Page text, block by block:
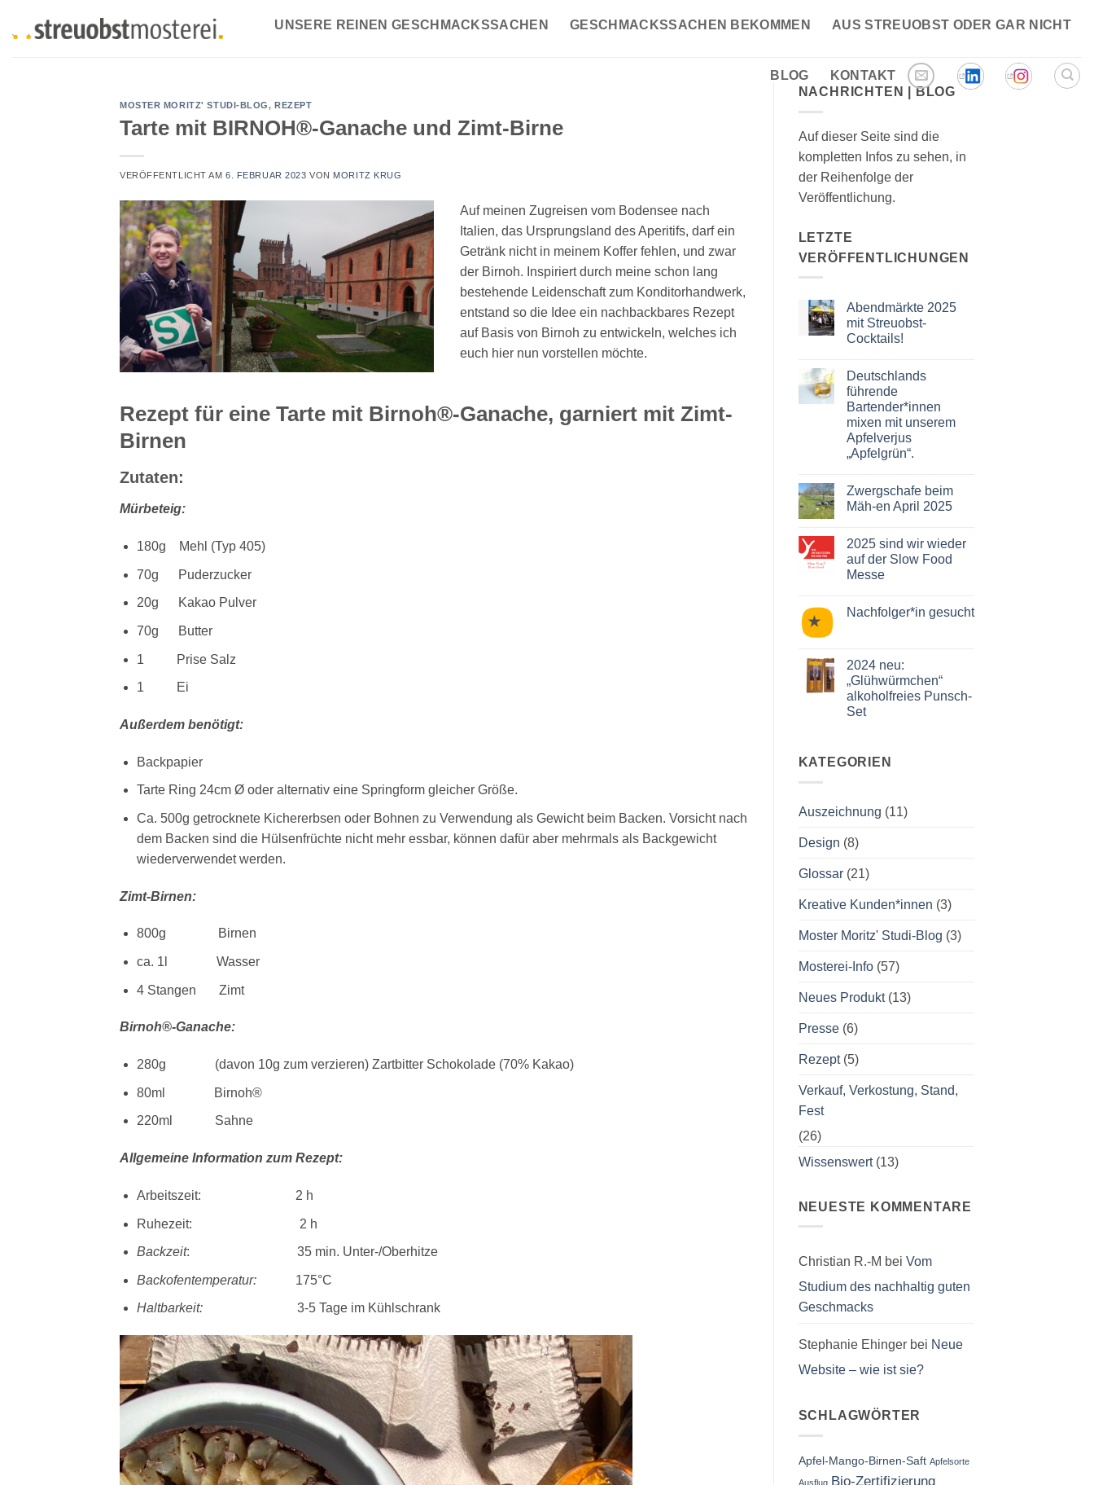
UNSERE REINEN GESCHMACKSSACHEN GESCHMACKSSACHEN BEKOMMEN AUS STREUOBST ODER GAR NICHT
BLOG KONTAKT
MOSTER MORITZ' STUDI-BLOG,REZEPT
Tarte mit BIRNOH®-Ganache und Zimt-Birne
VERÖFFENTLICHT AM6. FEBRUAR 2023 VON MORITZ KRUG
Auf meinen Zugreisen vom Bodensee nach
Italien, das Ursprungsland des Aperitifs, darf ein
Getränk nicht in meinem Koffer fehlen, und zwar
der Birnoh. Inspiriert durch meine schon lang
bestehende Leidenschaft zum Konditorhandwerk,
entstand so die Idee ein nachbackbares Rezept
auf Basis von Birnoh zu entwickeln, welches ich
euch hier nun vorstellen möchte.
Rezept für eine Tarte mit Birnoh®-Ganache, garniert mit Zimt-
Birnen
Zutaten:
Mürbeteig:
180g Mehl (Typ 405)
70g Puderzucker
20g Kakao Pulver
70g Butter
1 Prise Salz
1 Ei
Außerdem benötigt:
Backpapier
Tarte Ring 24cm Ø oder alternativ eine Springform gleicher Größe.
Ca. 500g getrocknete Kichererbsen oder Bohnen zu Verwendung als Gewicht beim Backen. Vorsicht nach
dem Backen sind die Hülsenfrüchte nicht mehr essbar, können dafür aber mehrmals als Backgewicht
wiederverwendet werden.
Zimt-Birnen:
800g Birnen
ca. 1l Wasser
4 Stangen Zimt
Birnoh®-Ganache:
280g (davon 10g zum verzieren) Zartbitter Schokolade (70% Kakao)
80ml Birnoh®
220ml Sahne
Allgemeine Information zum Rezept:
Arbeitszeit: 2 h
Ruhezeit: 2 h
Backzeit: 35 min. Unter-/Oberhitze
Backofentemperatur: 175°C
Haltbarkeit: 3-5 Tage im Kühlschrank
NACHRICHTEN | BLOG
Auf dieser Seite sind die
kompletten Infos zu sehen, in
der Reihenfolge der
Veröffentlichung.
LETZTE
VERÖFFENTLICHUNGEN
Abendmärkte 2025
mit Streuobst-
Cocktails!
zu
Abendmärkte
2025
mit
Streuobst-
Cocktails!
Deutschlands
führende
Bartender*innen
mixen mit unserem
Apfelverjus
„Apfelgrün“.
zu
Deutschlands
führende
mit
unserem
Apfelverjus
„Apfelgrün“.
Zwergschafe beim
Mäh-en April 2025
zu
Zwergschafe
beim
Mäh-
2025
2025 sind wir wieder
auf der Slow Food
Messe
zu
auf
der
Slow
Food
Messe
Nachfolger*in gesucht
Nachfolger*in
gesucht
2024 neu:
„Glühwürmchen“
alkoholfreies Punsch-
Set
2024
neu:
Set
KATEGORIEN
Auszeichnung (11)
Design (8)
Glossar(21)
Kreative Kunden*innen (3)
Moster Moritz' Studi-Blog (3)
Mosterei-Info(57)
Neues Produkt(13)
Presse(6)
Rezept(5)
Verkauf, Verkostung, Stand,
Fest
(26)
Wissenswert(13)
NEUESTE KOMMENTARE
Christian R.-M bei Vom
Studium des nachhaltig guten
Geschmacks
Stephanie Ehingerbei Neue
Website – wie ist sie?
SCHLAGWÖRTER
Apfel-Mango-Birnen-Saft Apfelsorte
Ausflug Bio-Zertifizierung